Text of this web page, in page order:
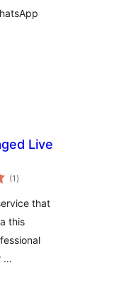
Live
(1 avaliações
totais
)
that
this
…